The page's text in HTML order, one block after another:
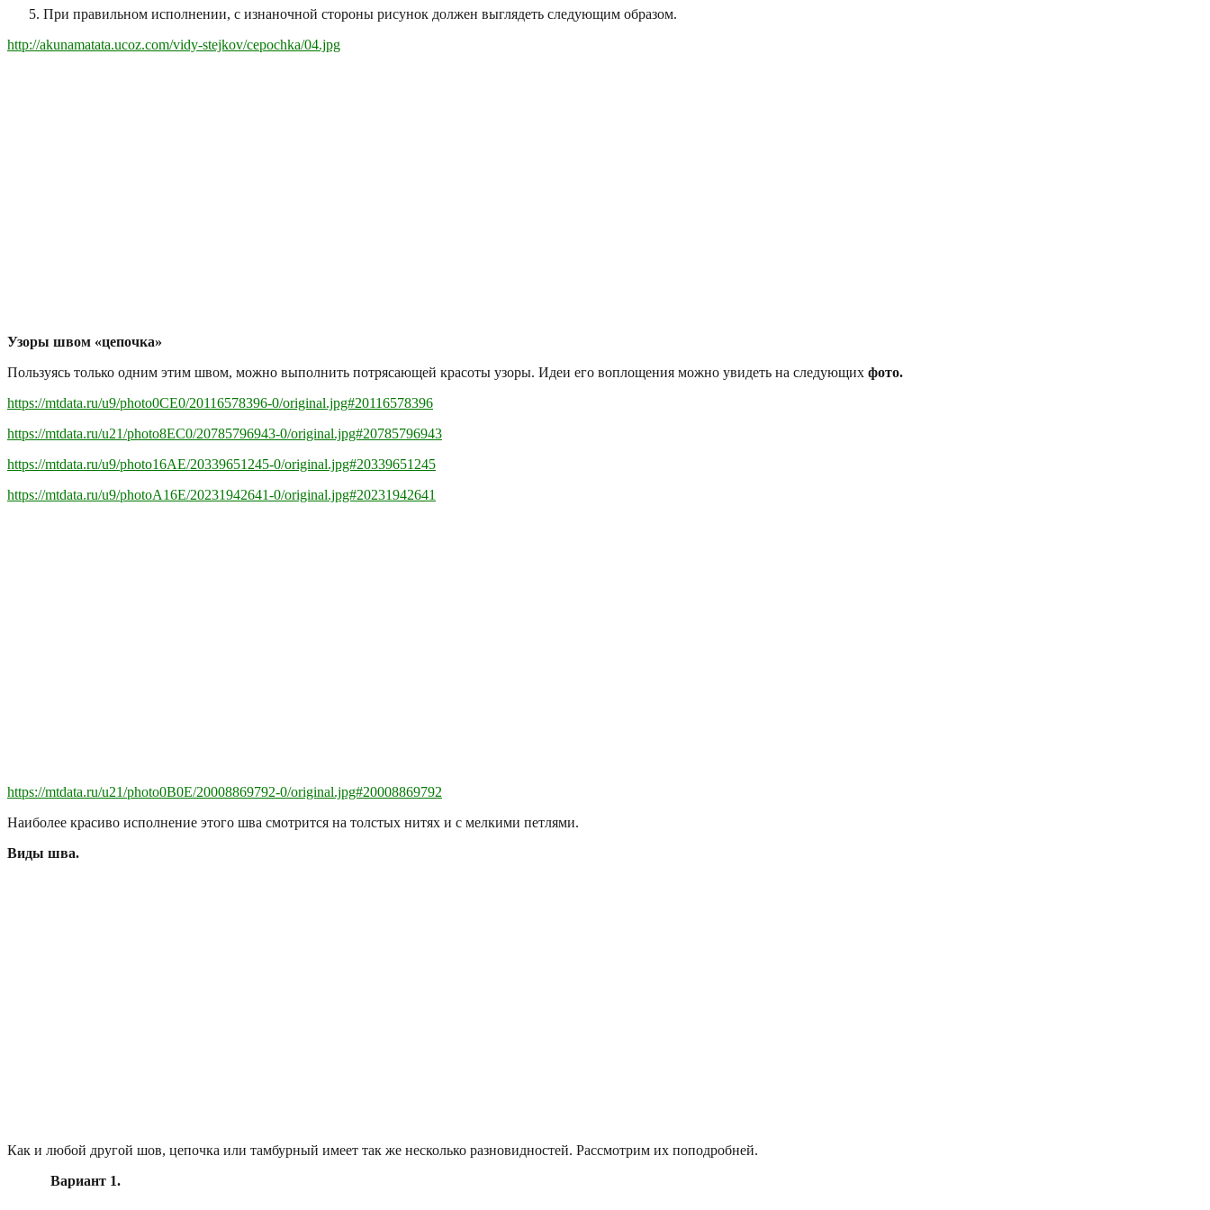
При правильном исполнении, с изнаночной стороны рисунок должен выглядеть следующим образом.
http://akunamatata.ucoz.com/vidy-stejkov/cepochka/04.jpg
Узоры швом «цепочка»
Пользуясь только одним этим швом, можно выполнить потрясающей красоты узоры. Идеи его воплощения можно увидеть на следующих фото.
https://mtdata.ru/u9/photo0CE0/20116578396-0/original.jpg#20116578396
https://mtdata.ru/u21/photo8EC0/20785796943-0/original.jpg#20785796943
https://mtdata.ru/u9/photo16AE/20339651245-0/original.jpg#20339651245
https://mtdata.ru/u9/photoA16E/20231942641-0/original.jpg#20231942641
https://mtdata.ru/u21/photo0B0E/20008869792-0/original.jpg#20008869792
Наиболее красиво исполнение этого шва смотрится на толстых нитях и с мелкими петлями.
Виды шва.
Как и любой другой шов, цепочка или тамбурный имеет так же несколько разновидностей. Рассмотрим их поподробней.
Вариант 1.